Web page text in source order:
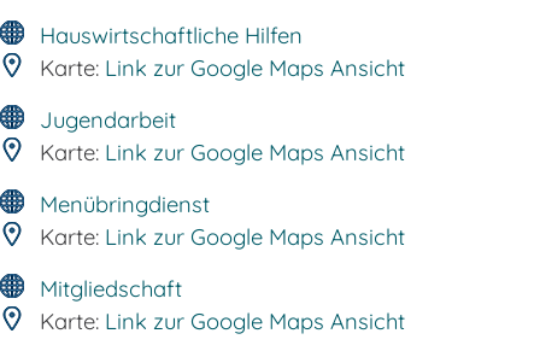
Hauswirtschaftliche Hilfen
Karte: Link zur Google Maps Ansicht
Jugendarbeit
Karte: Link zur Google Maps Ansicht
Menübringdienst
Karte: Link zur Google Maps Ansicht
Mitgliedschaft
Karte: Link zur Google Maps Ansicht